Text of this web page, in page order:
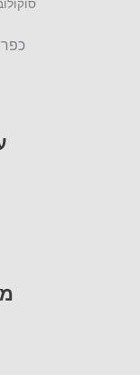
סוקולוב 41, פינת קוגל 03-